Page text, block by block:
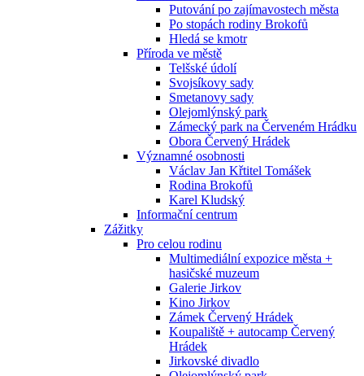
Putování po zajímavostech města
Po stopách rodiny Brokofů
Hledá se kmotr
Příroda ve městě
Telšské údolí
Svojsíkovy sady
Smetanovy sady
Olejomlýnský park
Zámecký park na Červeném Hrádku
Obora Červený Hrádek
Významné osobnosti
Václav Jan Křtitel Tomášek
Rodina Brokofů
Karel Kludský
Informační centrum
Zážitky
Pro celou rodinu
Multimediální expozice města +
hasičské muzeum
Galerie Jirkov
Kino Jirkov
Zámek Červený Hrádek
Koupaliště + autocamp Červený
Hrádek
Jirkovské divadlo